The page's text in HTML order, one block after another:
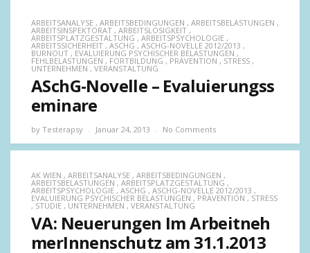
ARBEITSANALYSE , ARBEITSBEDINGUNGEN , ARBEITSBELASTUNGEN ,
ARBEITSINSPEKTORAT , ARBEITSLOSIGKEIT ,
ARBEITSPLATZGESTALTUNG , ARBEITSPSYCHOLOGIE ,
ARBEITSSICHERHEIT , ASCHG , ASCHG-NOVELLE 2012/2013 ,
BURNOUT , EVALUIERUNG PSYCHISCHER BELASTUNGEN ,
FEHLBELASTUNGEN , FORTBILDUNG , PRÄVENTION , STRESS ,
UNTERNEHMEN , VERANSTALTUNG
ASchG-Novelle – Evaluierungss
eminare
by Testerapsy Januar 24, 2013 No Comments
AK WIEN , ARBEITSANALYSE , ARBEITSBEDINGUNGEN ,
ARBEITSBELASTUNGEN , ARBEITSPLATZGESTALTUNG ,
ARBEITSPSYCHOLOGIE , ASCHG , ASCHG-NOVELLE 2012/2013 ,
EVALUIERUNG PSYCHISCHER BELASTUNGEN , PRÄVENTION , STRESS
, STUDIE , UNTERNEHMEN , VERANSTALTUNG
VA: Neuerungen Im Arbeitneh
merInnenschutz am 31.1.2013